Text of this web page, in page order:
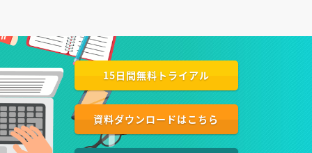
15日間無料トライアル
資料ダウンロードはこちら